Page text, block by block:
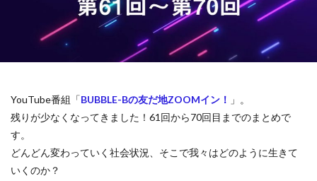
YouTube番組「BUBBLE-Bの友だ地ZOOMイン！ 」。
残りが少なくなってきました！61回から70回目までのまとめで
す。
どんどん変わっていく社会状況、そこで我々はどのように生きて
いくのか？